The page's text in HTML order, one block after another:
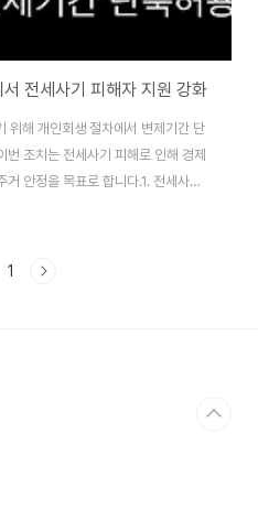
전세사기 피해자 지원 강화
위해 개인회생 절차에서 변제기간 단
조치는 전세사기 피해로 인해 경제
안정을 목표로 합니다.1. 전세사기
변제기간 단축 (3년 → 2년 가
도록 허용했습니다. 실무적으로 변제
1